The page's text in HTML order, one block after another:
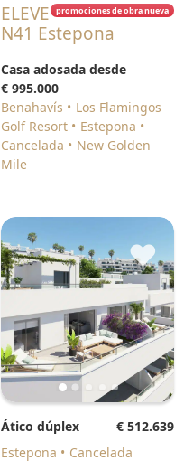
promociones de obra nueva
ELEVE
N41 Estepona
Casa adosada desde
€ 995.000
Benahavís
Los Flamingos
Golf Resort
Estepona
Cancelada
New Golden
Mile
♥
Ático dúplex
€ 512.639
Estepona
Cancelada